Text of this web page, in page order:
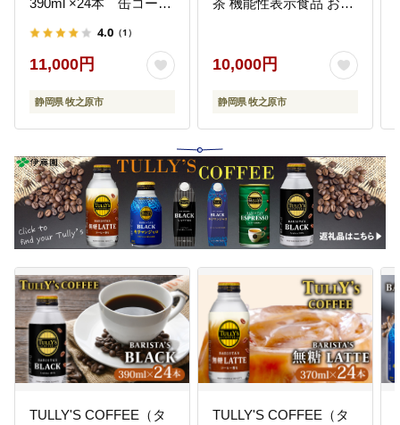
4.0 （1）
11,000円
静岡県 牧之原市
みもの 日用品 生活必需
品 消耗品 飲料類 おいし
い 美味しい おすすめ オ
管 備蓄品 防災 防災用品
熱中症 対策 常備 非常用
夏バテ予防 セット 濃茶
常備品 伊藤園 静岡県 牧
之原市
10,000円
静岡県 牧之原市
TULLY'S COFFEE（タ
TULLY'S COFFEE（タ